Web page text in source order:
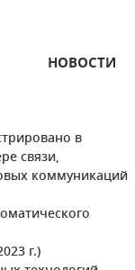
НОВОСТИ
в
связи,
коммуникаций
г.)